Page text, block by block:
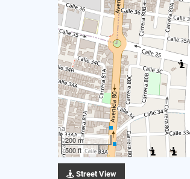
200 m
500 ft
Street View